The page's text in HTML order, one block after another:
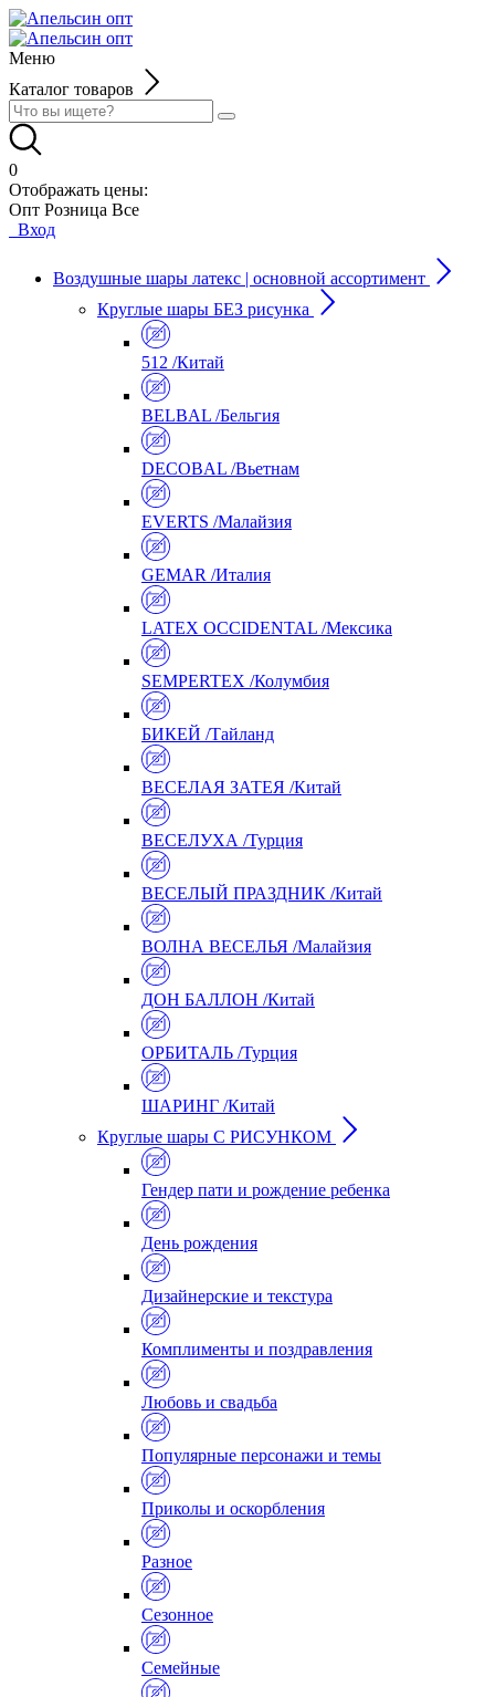
Меню
Каталог товаров
0
Отображать цены:
Опт Розница Все
Вход
Воздушные шары латекс | основной ассортимент
Круглые шары БЕЗ рисунка
512 /Китай
BELBAL /Бельгия
DECOBAL /Вьетнам
EVERTS /Малайзия
GEMAR /Италия
LATEX OCCIDENTAL /Мексика
SEMPERTEX /Колумбия
БИКЕЙ /Тайланд
ВЕСЕЛАЯ ЗАТЕЯ /Китай
ВЕСЕЛУХА /Турция
ВЕСЕЛЫЙ ПРАЗДНИК /Китай
ВОЛНА ВЕСЕЛЬЯ /Малайзия
ДОН БАЛЛОН /Китай
ОРБИТАЛЬ /Турция
ШАРИНГ /Китай
Круглые шары С РИСУНКОМ
Гендер пати и рождение ребенка
День рождения
Дизайнерские и текстура
Комплименты и поздравления
Любовь и свадьба
Популярные персонажи и темы
Приколы и оскорбления
Разное
Сезонное
Семейные